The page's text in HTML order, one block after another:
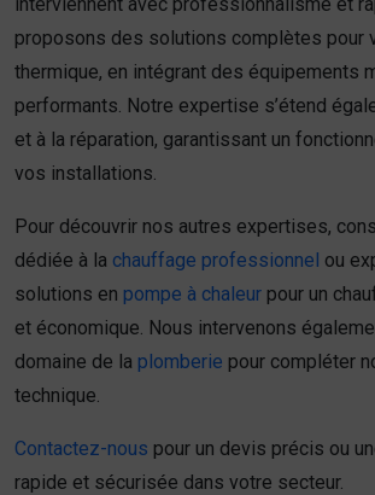
proposons des solutions complètes pour
thermique, en intégrant des équipements
performants. Notre expertise s’étend
et à la réparation, garantissant un
vos installations.
Pour découvrir nos autres expertises,
dédiée à la chauffage professionnel ou
solutions en pompe à chaleur pour un
et économique. Nous intervenons
domaine de la plomberie pour compléter
technique.
Contactez-nous pour un devis précis ou
rapide et sécurisée dans votre secteur.